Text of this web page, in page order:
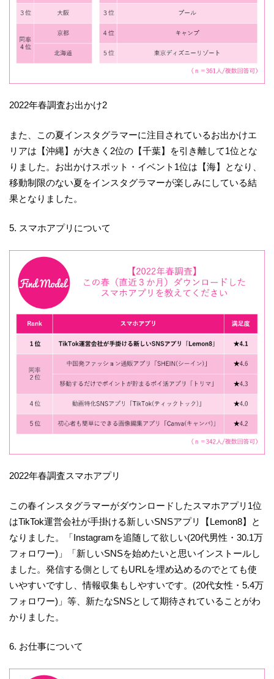
2022年春調査お出かけ2
また、この夏インスタグラマーに注目されているお出かけエ
リアは【沖縄】が大きく2位の【千葉】を引き離して1位とな
りました。お出かけスポット・イベント1位は【海】となり、
移動制限のない夏をインスタグラマーが楽しみにしている結
果となりました。
5. スマホアプリについて
2022年春調査スマホアプリ
この春インスタグラマーがダウンロードしたスマホアプリ1位
はTikTok運営会社が手掛ける新しいSNSアプリ【Lemon8】と
なりました。「Instagramを追随して欲しい(20代男性・30.1万
フォロワー)」「新しいSNSを始めたいと思いインストールし
ました。発信する側としてもURLを埋め込めるのでとても使
いやすいですし、情報収集もしやすいです。(20代女性・5.4万
フォロワー)」等、新たなSNSとして期待されていることがわ
かりました。
6. お仕事について